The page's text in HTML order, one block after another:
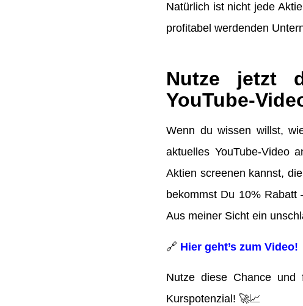
Natürlich ist nicht jede
profitabel werdenden
Nutze jetzt
YouTube-
Wenn du wissen willst,
aktuelles YouTube-Video
Aktien screenen kannst,
bekommst Du 10%
Aus meiner Sicht ein
🔗 Hier geht’s zum Video!
Nutze diese Chance und
Kurspotenzial! 🚀📈